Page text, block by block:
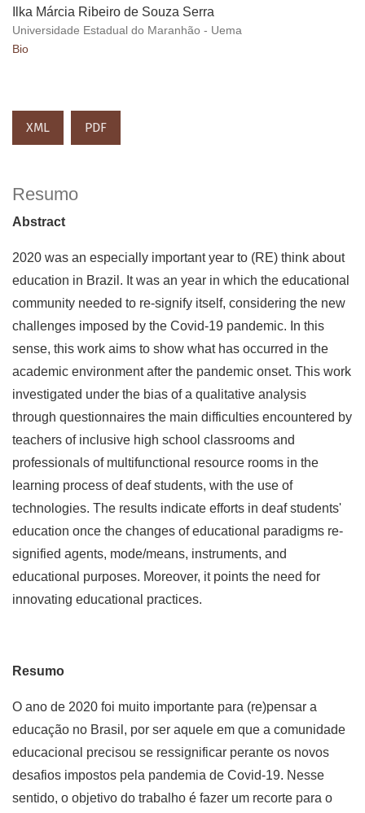
Ilka Márcia Ribeiro de Souza Serra
Universidade Estadual do Maranhão - Uema
Bio
XML PDF
Resumo
Abstract
2020 was an especially important year to (RE) think about
education in Brazil. It was an year in which the educational
community needed to re-signify itself, considering the new
challenges imposed by the Covid-19 pandemic. In this
sense, this work aims to show what has occurred in the
academic environment after the pandemic onset. This work
investigated under the bias of a qualitative analysis
through questionnaires the main difficulties encountered by
teachers of inclusive high school classrooms and
professionals of multifunctional resource rooms in the
learning process of deaf students, with the use of
technologies. The results indicate efforts in deaf students'
education once the changes of educational paradigms re-
signified agents, mode/means, instruments, and
educational purposes. Moreover, it points the need for
innovating educational practices.
Resumo
O ano de 2020 foi muito importante para (re)pensar a
educação no Brasil, por ser aquele em que a comunidade
educacional precisou se ressignificar perante os novos
desafios impostos pela pandemia de Covid-19. Nesse
sentido, o objetivo do trabalho é fazer um recorte para o